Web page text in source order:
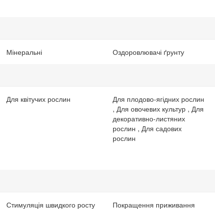
Мінеральні Оздоровлювачі ґрунту
Для квітучих рослин
Для плодово-ягідних рослин
, Для овочевих культур , Для
декоративно-листяних
рослин , Для садових
рослин
Стимуляція швидкого росту
Покращення приживання